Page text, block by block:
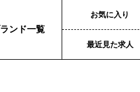
ンド一覧
お気に入り
最近見た求人